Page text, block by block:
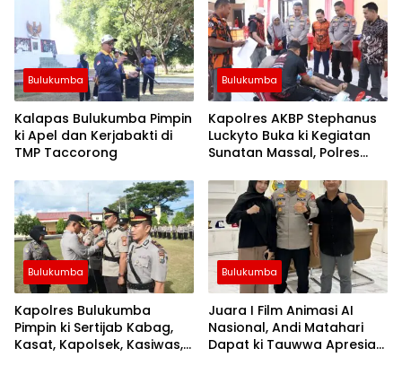
Bulukumba
Kalapas Bulukumba Pimpin
ki Apel dan Kerjabakti di
TMP Taccorong
Bulukumba
Kapolres AKBP Stephanus
Luckyto Buka ki Kegiatan
Sunatan Massal, Polres
dengan Pemuda Pancasila
Bulukumba
Kapolres Bulukumba
Pimpin ki Sertijab Kabag,
Kasat, Kapolsek, Kasiwas,
Bulukumba
Juara I Film Animasi AI
Nasional, Andi Matahari
Dapat ki Tauwwa Apresiasi